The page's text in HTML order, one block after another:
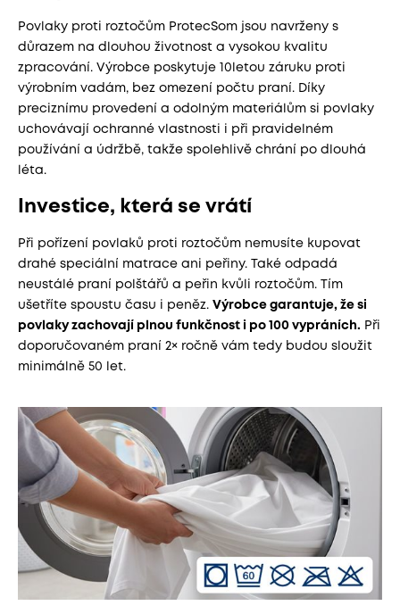
Povlaky proti roztočům ProtecSom jsou navrženy s
důrazem na dlouhou životnost a vysokou kvalitu
zpracování. Výrobce poskytuje 10letou záruku proti
výrobním vadám, bez omezení počtu praní. Díky
preciznímu provedení a odolným materiálům si povlaky
uchovávají ochranné vlastnosti i při pravidelném
používání a údržbě, takže spolehlivě chrání po dlouhá
léta.
Investice, která se vrátí
Při pořízení povlaků proti roztočům nemusíte kupovat
drahé speciální matrace ani peřiny. Také odpadá
neustálé praní polštářů a peřin kvůli roztočům. Tím
ušetříte spoustu času i peněz. Výrobce garantuje, že si
povlaky zachovají plnou funkčnost i po 100 vypráních. Při
doporučovaném praní 2× ročně vám tedy budou sloužit
minimálně 50 let.